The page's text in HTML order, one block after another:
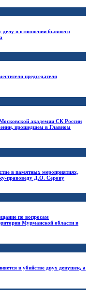
делу в отношении бывшего
председателя
академии СК России
прошедшем в Главном
в памятных мероприятиях,
правоведу Д.О. Серову
по вопросам
Мурманской области в
в убийстве двух девушек, а